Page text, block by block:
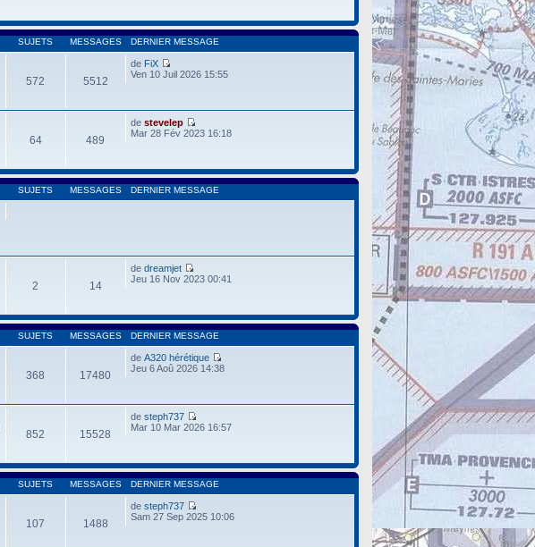
SUJETS MESSAGES DERNIER MESSAGE
572 5512
de FiX
Ven 10 Juil 2026 15:55
64 489
de stevelep
Mar 28 Fév 2023 16:18
SUJETS MESSAGES DERNIER MESSAGE
2 14
de dreamjet
Jeu 16 Nov 2023 00:41
SUJETS MESSAGES DERNIER MESSAGE
368 17480
de A320 hérétique
Jeu 6 Aoû 2026 14:38
852 15528
de steph737
Mar 10 Mar 2026 16:57
SUJETS MESSAGES DERNIER MESSAGE
107 1488
de steph737
Sam 27 Sep 2025 10:06